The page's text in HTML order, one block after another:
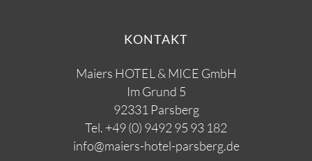
KONTAKT
Maiers HOTEL & MICE GmbH
Im Grund 5
92331 Parsberg
Tel. +49 (0) 9492 95 93 182
info@maiers-hotel-parsberg.de